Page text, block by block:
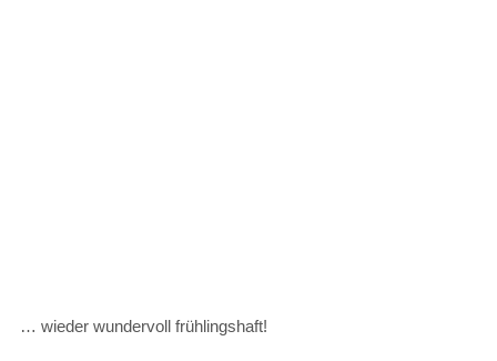
… wieder wundervoll frühlingshaft!